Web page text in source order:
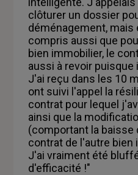
clôturer un dossier
déménagement, mais
compris aussi que
bien immobilier, le
aussi à revoir puisque
J'ai reçu dans les 10
ont suivi l'appel la
contrat pour lequel
ainsi que la
(comportant la baisse
contrat de l'autre bien
J'ai vraiment été
d'efficacité !"